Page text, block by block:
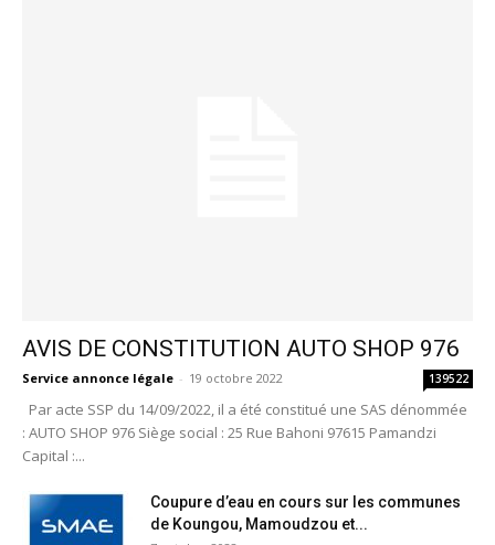
AVIS DE CONSTITUTION AUTO SHOP 976
Service annonce légale - 19 octobre 2022 139522
Par acte SSP du 14/09/2022, il a été constitué une SAS dénommée
: AUTO SHOP 976 Siège social : 25 Rue Bahoni 97615 Pamandzi
Capital :...
Coupure d’eau en cours sur les communes
de Koungou, Mamoudzou et...